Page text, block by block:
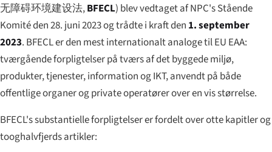
无障碍环境建设法,BFECL) blev vedtaget af NPC's Stående
Komité den 28. juni 2023 og trådte i kraft den 1. september
2023. BFECL er den mest internationalt analoge til EU EAA:
tværgående forpligtelser på tværs af det byggede miljø,
produkter, tjenester, information og IKT, anvendt på både
offentlige organer og private operatører over en vis størrelse.
BFECL's substantielle forpligtelser er fordelt over otte kapitler og
tooghalvfjerds artikler: